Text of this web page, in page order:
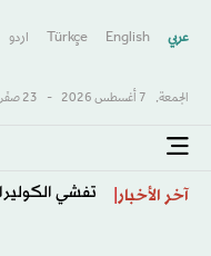
عربي English
Türkçe اردو
الجمعة, 7 أغسطس 2026 - 23 صفَر 1448 هـ
آخر الأخبار تفشي الكوليرا